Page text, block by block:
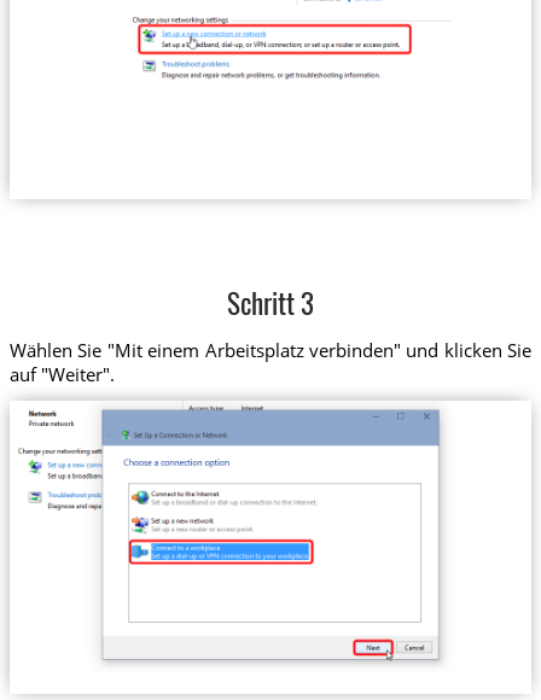
Schritt 3
Wählen Sie "Mit einem Arbeitsplatz verbinden" und klicken Sie
auf "Weiter".